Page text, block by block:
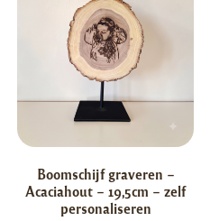
Boomschijf graveren –
Acaciahout – 19,5cm – zelf
personaliseren